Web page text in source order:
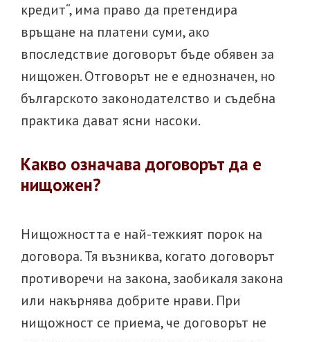
кредит“, има право да претендира
връщане на платени суми, ако
впоследствие договорът бъде обявен за
нищожен. Отговорът не е еднозначен, но
българското законодателство и съдебна
практика дават ясни насоки.
Какво означава договорът да е
нищожен?
Нищожността е най-тежкият порок на
договора. Тя възниква, когато договорът
противоречи на закона, заобикаля закона
или накърнява добрите нрави. При
нищожност се приема, че договорът не